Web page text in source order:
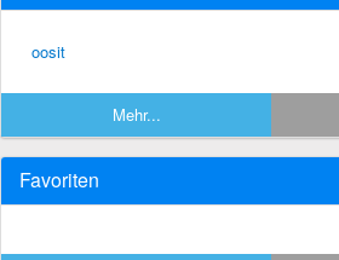
oosit
Mehr...
Favoriten